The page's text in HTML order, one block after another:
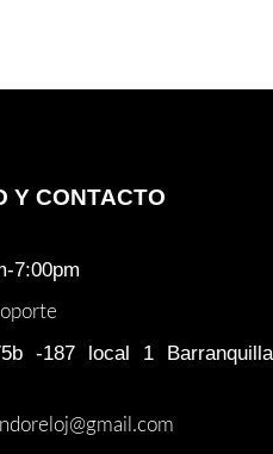
Y CONTACTO
7:00pm
-187 local 1